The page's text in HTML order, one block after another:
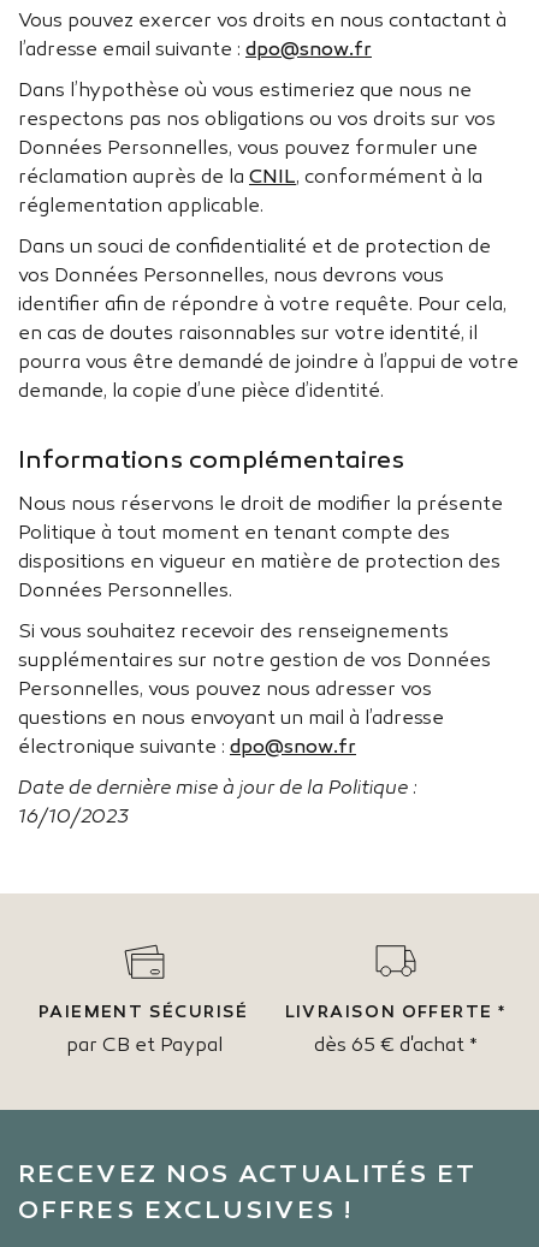
Vous pouvez exercer vos droits en nous contactant à
l’adresse email suivante : dpo@snow.fr
Dans l’hypothèse où vous estimeriez que nous ne
respectons pas nos obligations ou vos droits sur vos
Données Personnelles, vous pouvez formuler une
réclamation auprès de la CNIL, conformément à la
réglementation applicable.
Dans un souci de confidentialité et de protection de
vos Données Personnelles, nous devrons vous
identifier afin de répondre à votre requête. Pour cela,
en cas de doutes raisonnables sur votre identité, il
pourra vous être demandé de joindre à l’appui de votre
demande, la copie d’une pièce d’identité.
Informations complémentaires
Nous nous réservons le droit de modifier la présente
Politique à tout moment en tenant compte des
dispositions en vigueur en matière de protection des
Données Personnelles.
Si vous souhaitez recevoir des renseignements
supplémentaires sur notre gestion de vos Données
Personnelles, vous pouvez nous adresser vos
questions en nous envoyant un mail à l’adresse
électronique suivante : dpo@snow.fr
Date de dernière mise à jour de la Politique :
16/10/2023
PAIEMENT SÉCURISÉ
par CB et Paypal
LIVRAISON OFFERTE *
dès 65 € d'achat *
RECEVEZ NOS ACTUALITÉS ET
OFFRES EXCLUSIVES !